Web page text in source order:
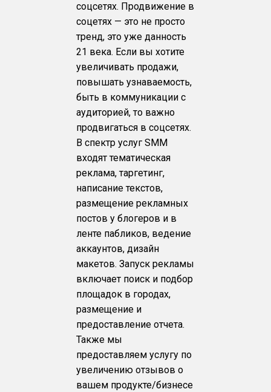
соцсетях. Продвижение в
соцетях — это не просто
тренд, это уже данность
21 века. Если вы хотите
увеличивать продажи,
повышать узнаваемость,
быть в коммуникации с
аудиторией, то важно
продвигаться в соцсетях.
В спектр услуг SMM
входят тематическая
реклама, таргетинг,
написание текстов,
размещение рекламных
постов у блогеров и в
ленте пабликов, ведение
аккаунтов, дизайн
макетов. Запуск рекламы
включает поиск и подбор
площадок в городах,
размещение и
предоставление отчета.
Также мы
предоставляем услугу по
увеличению отзывов о
вашем продукте/бизнесе